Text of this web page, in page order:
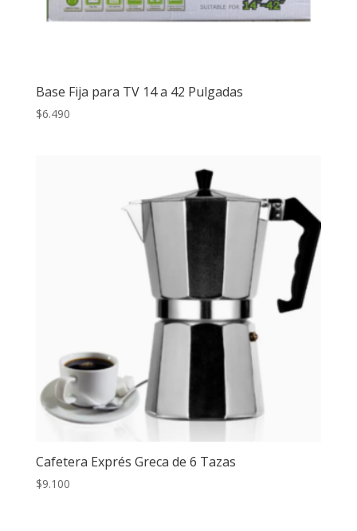
Base Fija para TV 14 a 42 Pulgadas
$6.490
Cafetera Exprés Greca de 6 Tazas
$9.100